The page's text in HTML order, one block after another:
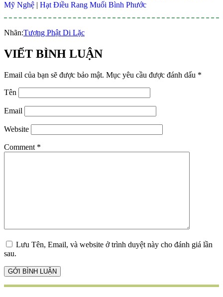
Mỹ Nghệ | Hạt Điều Rang Muối Bình Phước
Nhãn:Tượng Phật Di Lặc
VIẾT BÌNH LUẬN
Email của bạn sẽ được bảo mật. Mục yêu cầu được đánh dấu *
Tên
Email
Website
Comment *
Lưu Tên, Email, và website ở trình duyệt này cho đánh giá lần
sau.